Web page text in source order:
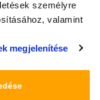
személyre
valamint
megosztjuk az
az Ön által
megjelenítése